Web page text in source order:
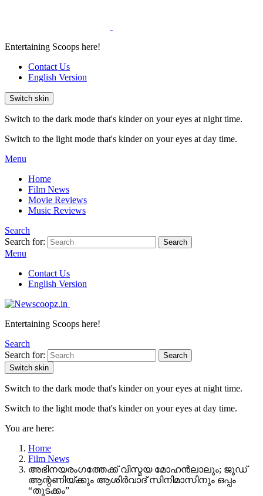
Entertaining Scoops here!
Contact Us
English Version
Switch skin
Switch to the dark mode that's kinder on your eyes at night time.
Switch to the light mode that's kinder on your eyes at day time.
Menu
Home
Film News
Movie Reviews
Music Reviews
Search
Search for:
Search
Menu
Contact Us
English Version
Entertaining Scoops here!
Search
Search for:
Search
Switch skin
Switch to the dark mode that's kinder on your eyes at night time.
Switch to the light mode that's kinder on your eyes at day time.
You are here:
Home
Film News
അഭിനയരംഗത്തേക്ക് വിസ്മയ മോഹൻലാലും; ജൂഡ്
ആന്റണിയ്ക്കും ആശിർവാദ് സിനിമാസിനും ഒപ്പം
“തുടക്കം”